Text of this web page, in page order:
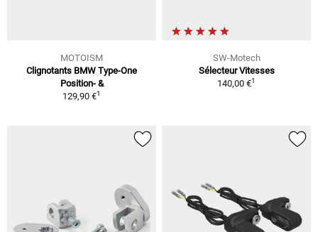
MOTOISM
Clignotants BMW Type-One
Position- &
129,90 €1
SW-Motech
Sélecteur Vitesses
140,00 €1